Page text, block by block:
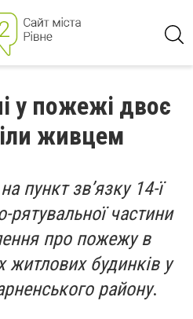
у пожежі двоє
живцем
пункт зв’язку 14-ї
частини
про пожежу в
житлових будинків у
району.